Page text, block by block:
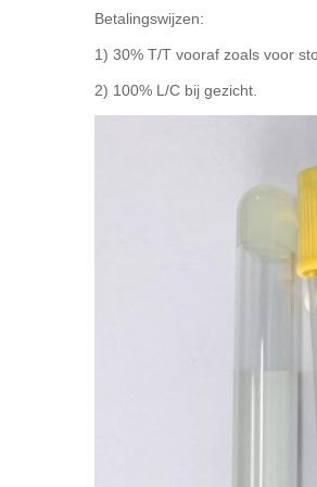
Betalingswijzen:
1) 30% T/T vooraf zoals voor
2) 100% L/C bij gezicht.